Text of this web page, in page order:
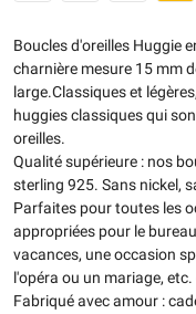
Boucles d'oreilles Huggie
charnière mesure 15 mm
large.Classiques et
huggies classiques qui
oreilles.
Qualité supérieure : nos
sterling 925. Sans nickel,
Parfaites pour toutes les
appropriées pour le
vacances, une occasion
l'opéra ou un mariage,
Fabriqué avec amour :